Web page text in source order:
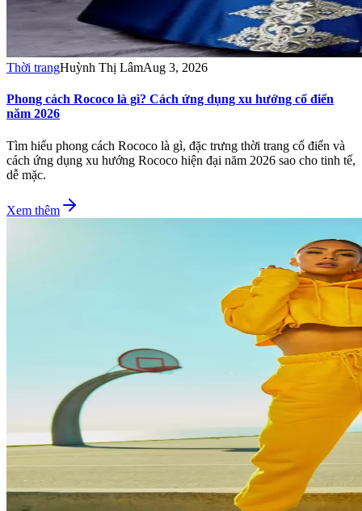
Thời trangHuỳnh Thị LâmAug 3, 2026
Phong cách Rococo là gì? Cách ứng dụng xu hướng cổ điển
năm 2026
Tìm hiểu phong cách Rococo là gì, đặc trưng thời trang cổ điển và
cách ứng dụng xu hướng Rococo hiện đại năm 2026 sao cho tinh tế,
dễ mặc.
Xem thêm